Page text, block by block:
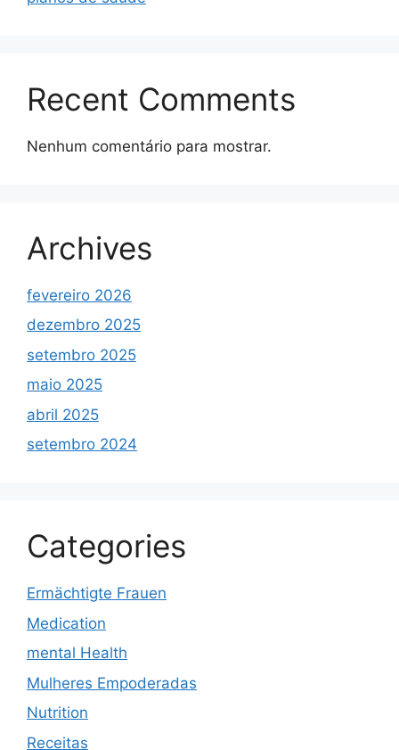
Recent Comments
Nenhum comentário para mostrar.
Archives
fevereiro 2026
dezembro 2025
setembro 2025
maio 2025
abril 2025
setembro 2024
Categories
Ermächtigte Frauen
Medication
mental Health
Mulheres Empoderadas
Nutrition
Receitas